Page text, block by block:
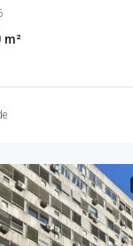
m²